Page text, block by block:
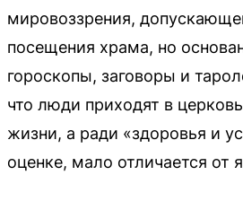
мировоззрения,
посещения храма, но
гороскопы, заговоры и
что люди приходят в
жизни, а ради «здоровья и
оценке, мало отличается от